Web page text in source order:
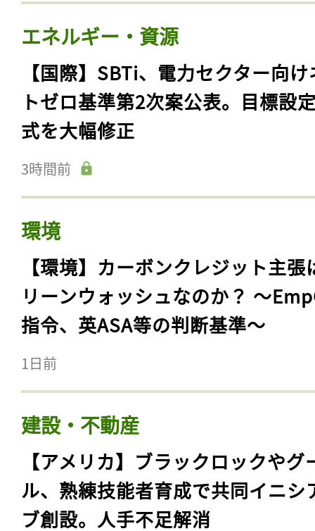
エネルギー・資源
【国際】SBTi、電力セクター向
トゼロ基準第2次案公表。目標設
式を大幅修正
3時間前
環境
【環境】カーボンクレジット主張
リーンウォッシュなのか？ 〜
指令、英ASA等の判断基準〜
1日前
建設・不動産
【アメリカ】ブラックロックやグ
ル、熟練技能者育成で共同イニシ
ブ創設。人手不足解消